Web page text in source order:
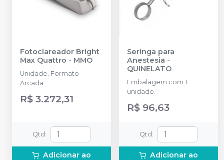
Fotoclareador Bright
Max Quattro - MMO
Unidade. Formato
Arcada.
R$ 3.272,31
Qtd :
Adicionar ao
Seringa para
Anestesia -
QUINELATO
Embalagem com 1
unidade.
R$ 96,63
Qtd :
Adicionar ao